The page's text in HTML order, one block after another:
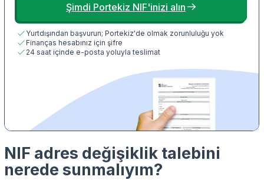
Şimdi Portekiz NIF'inizi alın
Yurtdışından başvurun; Portekiz'de olmak zorunluluğu yok
Finanças hesabınız için şifre
24 saat içinde e-posta yoluyla teslimat
NIF adres değişiklik talebini
nerede sunmalıyım?